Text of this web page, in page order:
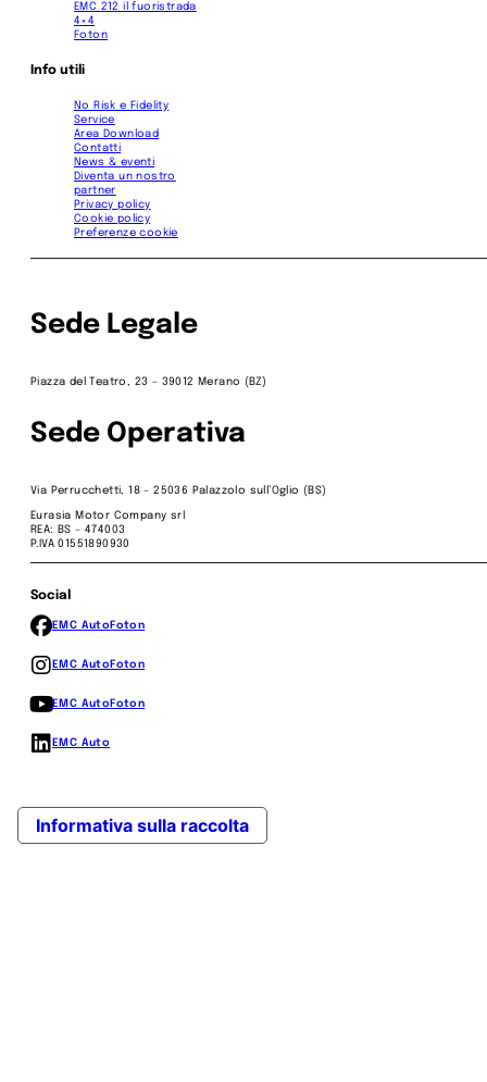
EMC 212 il fuoristrada
4×4
Foton
Info utili
No Risk e Fidelity
Service
Area Download
Contatti
News & eventi
Diventa un nostro
partner
Privacy policy
Cookie policy
Preferenze cookie
Sede Legale
Piazza del Teatro, 23 – 39012 Merano (BZ)
Sede Operativa
Via Perrucchetti, 18 – 25036 Palazzolo sull’Oglio (BS)
Eurasia Motor Company srl
REA: BS – 474003
P.IVA 01551890930
Social
EMC Auto Foton
EMC Auto Foton
EMC Auto Foton
EMC Auto
Informativa sulla raccolta